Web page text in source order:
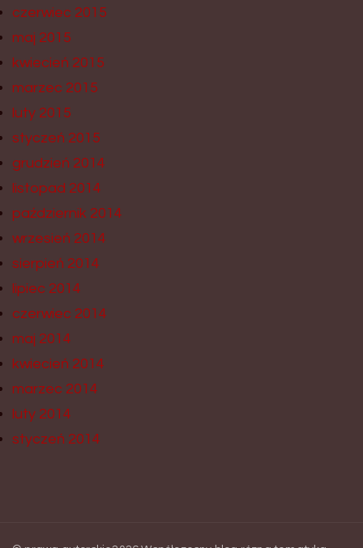
czerwiec 2015
maj 2015
kwiecień 2015
marzec 2015
luty 2015
styczeń 2015
grudzień 2014
listopad 2014
październik 2014
wrzesień 2014
sierpień 2014
lipiec 2014
czerwiec 2014
maj 2014
kwiecień 2014
marzec 2014
luty 2014
styczeń 2014